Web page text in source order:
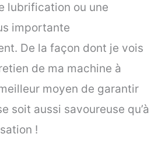
lubrification ou une
importante
De la façon dont je vois
de ma machine à
moyen de garantir
soit aussi savoureuse qu’à
!